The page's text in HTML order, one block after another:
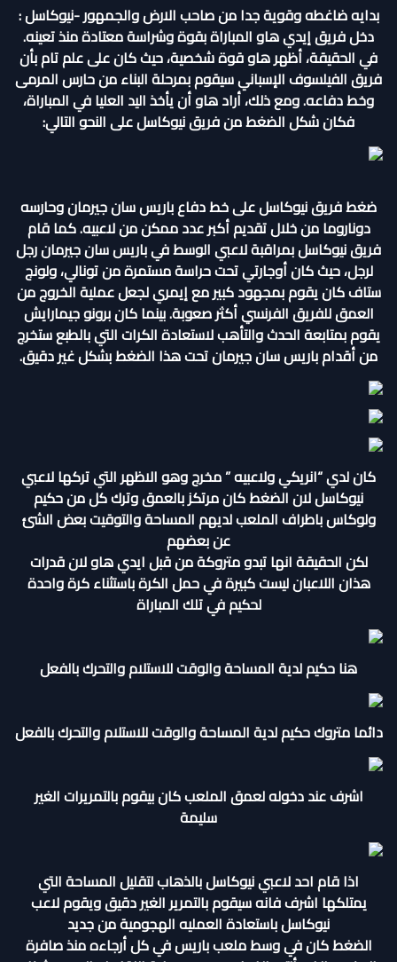
بدايه ضاغطه وقوية جدا من صاحب الارض والجمهور -نيوكاسل :
دخل فريق إيدي هاو المباراة بقوة وشراسة معتادة منذ تعينه.
في الحقيقة، أظهر هاو قوة شخصية، حيث كان على علم تام بأن
فريق الفيلسوف الإسباني سيقوم بمرحلة البناء من حارس المرمى
وخط دفاعه. ومع ذلك، أراد هاو أن يأخذ اليد العليا في المباراة،
فكان شكل الضغط من فريق نيوكاسل على النحو التالي:
ضغط فريق نيوكاسل على خط دفاع باريس سان جيرمان وحارسه
دوناروما من خلال تقديم أكبر عدد ممكن من لاعبيه. كما قام
فريق نيوكاسل بمراقبة لاعبي الوسط في باريس سان جيرمان رجل
لرجل، حيث كان أوجارتي تحت حراسة مستمرة من تونالي، ولونج
ستاف كان يقوم بمجهود كبير مع إيمري لجعل عملية الخروج من
العمق للفريق الفرنسي أكثر صعوبة. بينما كان برونو جيمارايش
يقوم بمتابعة الحدث والتأهب لاستعادة الكرات التي بالطبع ستخرج
من أقدام باريس سان جيرمان تحت هذا الضغط بشكل غير دقيق.
كان لدي “انريكي ولاعبيه ” مخرج وهو الاظهر التي تركها لاعبي
نيوكاسل لان الضغط كان مرتكز بالعمق وترك كل من حكيم
ولوكاس باطراف الملعب لديهم المساحة والتوقيت بعض الشئ
عن بعضهم
لكن الحقيقة انها تبدو متروكة من قبل ايدي هاو لان قدرات
هذان اللاعبان ليست كبيرة في حمل الكرة باستثناء كرة واحدة
لحكيم في تلك المباراة
هنا حكيم لدية المساحة والوقت للاستلام والتحرك بالفعل
دائما متروك حكيم لدية المساحة والوقت للاستلام والتحرك بالفعل
اشرف عند دخوله لعمق الملعب كان بيقوم بالتمريرات الغير
سليمة
اذا قام احد لاعبي نيوكاسل بالذهاب لتقليل المساحة التي
يمتلكها اشرف فانه سيقوم بالتمرير الغير دقيق ويقوم لاعب
نيوكاسل باستعادة العمليه الهجومية من جديد
الضغط كان في وسط ملعب باريس في كل أرجاءه منذ صافرة